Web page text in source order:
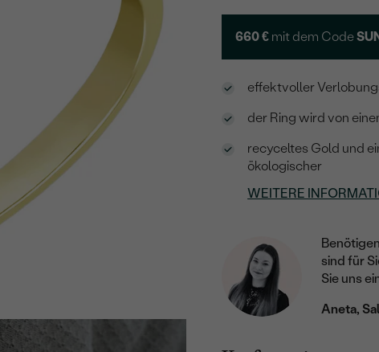
660 € mit dem Code
effektvoller
der Ring wird von
recyceltes Gold und
ökologischer
WEITERE
sind für
Sie uns
Aneta,